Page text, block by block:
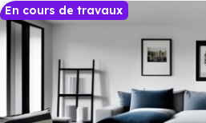
Actualités
Ressources
Financer
En cours de travaux